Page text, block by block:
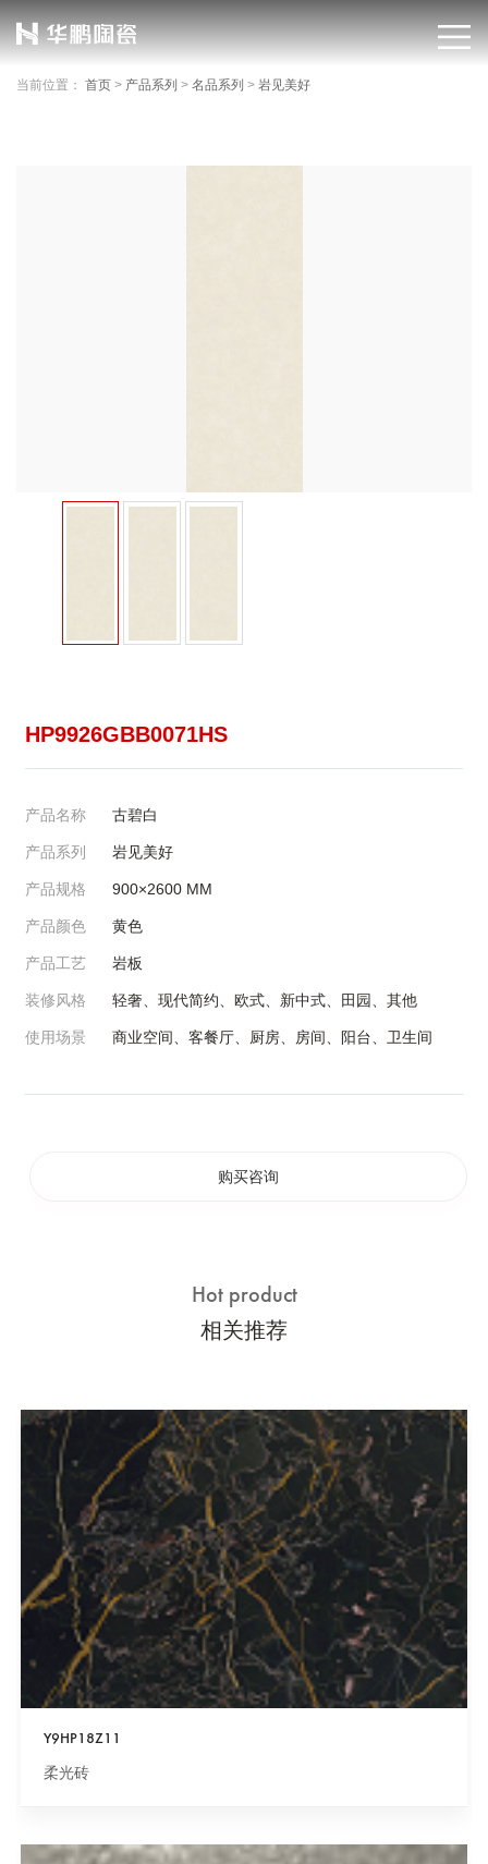
当前位置： 首页 > 产品系列 > 名品系列 > 岩见美好
HP9926GBB0071HS
产品名称 古碧白
产品系列 岩见美好
产品规格 900×2600 MM
产品颜色 黄色
产品工艺 岩板
装修风格 轻奢、现代简约、欧式、新中式、田园、其他
使用场景 商业空间、客餐厅、厨房、房间、阳台、卫生间
购买咨询
Hot product
相关推荐
Y9HP18Z11
柔光砖